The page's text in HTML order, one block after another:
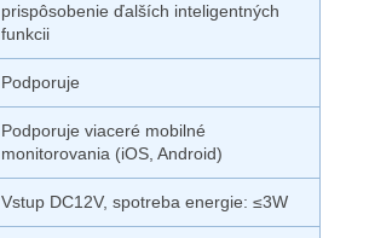
prispôsobenie ďalších inteligentných
funkcii
Podporuje
Podporuje viaceré mobilné
monitorovania (iOS, Android)
Vstup DC12V, spotreba energie: ≤3W